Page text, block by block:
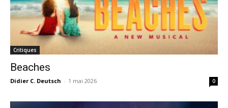
Critiques
Beaches
Didier C. Deutsch - 1 mai 2026 0